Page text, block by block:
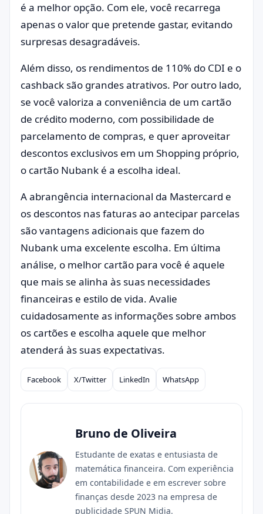
é a melhor opção. Com ele, você recarrega
apenas o valor que pretende gastar, evitando
surpresas desagradáveis.
Além disso, os rendimentos de 110% do CDI e o
cashback são grandes atrativos. Por outro lado,
se você valoriza a conveniência de um cartão
de crédito moderno, com possibilidade de
parcelamento de compras, e quer aproveitar
descontos exclusivos em um Shopping próprio,
o cartão Nubank é a escolha ideal.
A abrangência internacional da Mastercard e
os descontos nas faturas ao antecipar parcelas
são vantagens adicionais que fazem do
Nubank uma excelente escolha. Em última
análise, o melhor cartão para você é aquele
que mais se alinha às suas necessidades
financeiras e estilo de vida. Avalie
cuidadosamente as informações sobre ambos
os cartões e escolha aquele que melhor
atenderá às suas expectativas.
Compartilhar
Facebook X/Twitter LinkedIn WhatsApp
Bruno de Oliveira
Estudante de exatas e entusiasta de
matemática financeira. Com experiência
em contabilidade e em escrever sobre
finanças desde 2023 na empresa de
publicidade SPUN Midia.